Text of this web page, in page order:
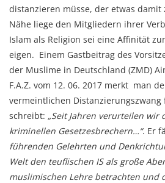
distanzieren müsse, der etwas damit
Nähe liege den Mitgliedern ihrer
Islam als Religion sei eine Affinität
eigen. Einem Gastbeitrag des
der Muslime in Deutschland (ZMD)
F.A.Z. vom 12. 06. 2017 merkt man
vermeintlichen
schreibt: „Seit Jahren verurteilen wir
kriminellen Gesetzesbrechern…“. Er
führenden Gelehrten und
Welt den teuflischen IS als große
muslimischen Lehre betrachten und